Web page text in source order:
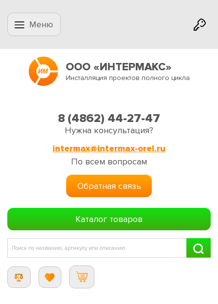
Меню
ООО «ИНТЕРМАКС»
Инсталляция проектов полного цикла
8 (4862) 44-27-47
Нужна консультация?
intermax@intermax-orel.ru
По всем вопросам
Обратная связь
Каталог товаров